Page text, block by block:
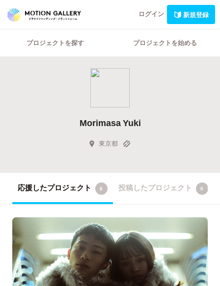
ログイン 新規登録
プロジェクトを探す プロジェクトを始める
Morimasa Yuki
東京都
応援したプロジェクト 6 投稿したプロジェクト 0